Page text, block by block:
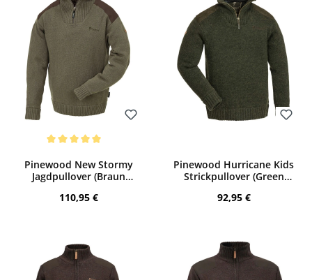
Bewerten
Pinewood New Stormy
Jagdpullover (Braun
Regulärer Preis:
110,95 €
Pinewood Hurricane Kids
Strickpullover (Green
Regulärer Preis:
92,95 €